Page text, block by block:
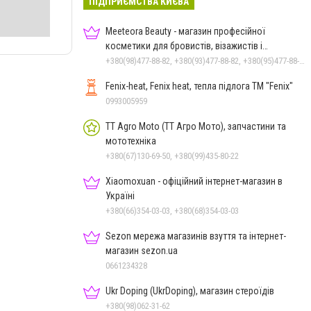
Meeteora Beauty - магазин професійної
косметики для бровистів, візажистів і
ламімейкерів
Fenix-heat, Fenix heat, тепла підлога ТМ "Fenix"
0993005959
TT Agro Moto (ТТ Агро Мото), запчастини та
мототехніка
+380(67)130-69-50, +380(99)435-80-22
Xiaomoxuan - офіційний інтернет-магазин в
Україні
+380(66)354-03-03, +380(68)354-03-03
Sezon мережа магазинів взуття та інтернет-
магазин sezon.ua
0661234328
Ukr Doping (UkrDoping), магазин стероїдів
+380(98)062-31-62